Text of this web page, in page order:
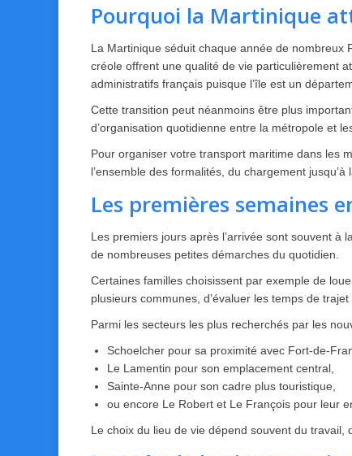
Pourquoi la Martinique
La Martinique séduit chaque année de nombreux
créole offrent une qualité de vie particulièrement
administratifs français puisque l’île est un
Cette transition peut néanmoins être plus
d’organisation quotidienne entre la métropole et
Pour organiser votre transport maritime dans les
l’ensemble des formalités, du chargement jusqu’à
Les premières semaines
Les premiers jours après l’arrivée sont souvent à
de nombreuses petites démarches du quotidien.
Certaines familles choisissent par exemple de
plusieurs communes, d’évaluer les temps de
Parmi les secteurs les plus recherchés par les
Schoelcher pour sa proximité avec Fort-de-
Le Lamentin pour son emplacement central,
Sainte-Anne pour son cadre plus touristique,
ou encore Le Robert et Le François pour leur
Le choix du lieu de vie dépend souvent du travail,